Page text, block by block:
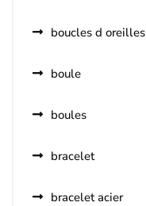
boucles d oreilles
boule
boules
bracelet
bracelet acier